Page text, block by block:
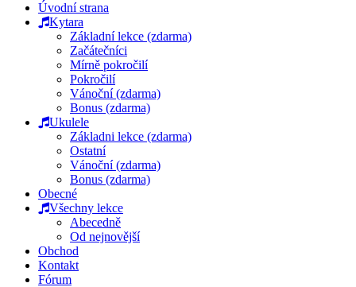
Úvodní strana
Kytara
Základní lekce (zdarma)
Začátečníci
Mírně pokročilí
Pokročilí
Vánoční (zdarma)
Bonus (zdarma)
Ukulele
Základni lekce (zdarma)
Ostatní
Vánoční (zdarma)
Bonus (zdarma)
Obecné
Všechny lekce
Abecedně
Od nejnovější
Obchod
Kontakt
Fórum